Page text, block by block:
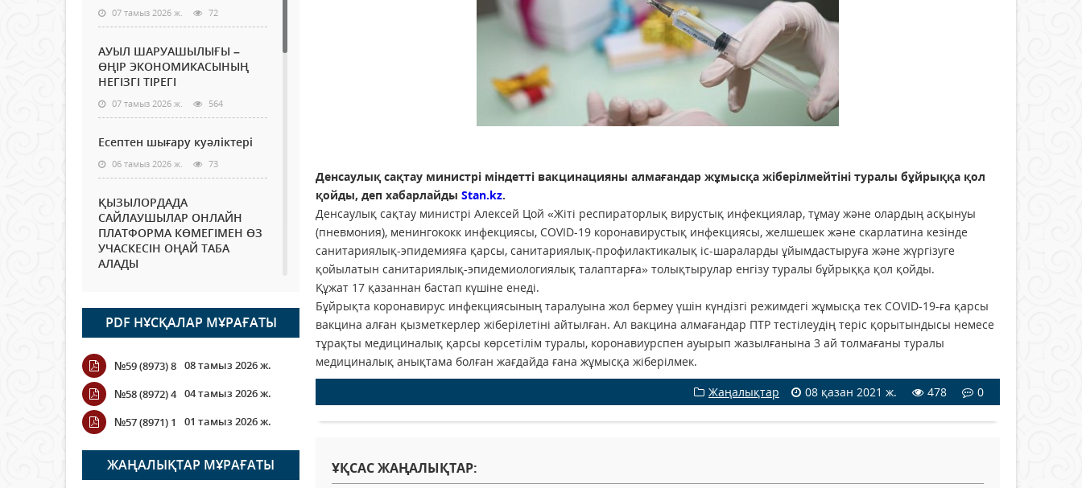
07 тамыз 2026 ж. 72
АУЫЛ ШАРУАШЫЛЫҒЫ –
ӨҢІР ЭКОНОМИКАСЫНЫҢ
НЕГІЗГІ ТІРЕГІ
07 тамыз 2026 ж. 564
Есептен шығару куәліктері
06 тамыз 2026 ж. 73
ҚЫЗЫЛОРДАДА
САЙЛАУШЫЛАР ОНЛАЙН
ПЛАТФОРМА КӨМЕГІМЕН ӨЗ
УЧАСКЕСІН ОҢАЙ ТАБА
АЛАДЫ
Open Air: Қызылорда
облысы полиция
департаменті 20 мыңнан
астам көрерменнің
қауіпсіздігін қамтамасыз етті
ҚАЛАЙ ӨТЕДІ?
06 тамыз 2026 ж. 264
PDF НҰСҚАЛАР МҰРАҒАТЫ
№59 (8973) 8 08 тамыз 2026 ж.
№58 (8972) 4 04 тамыз 2026 ж.
№57 (8971) 1
01 тамыз 2026 ж.
ЖАҢАЛЫҚТАР МҰРАҒАТЫ
Денсаулық сақтау министрі міндетті вакцинацияны алмағандар жұмысқа жіберілмейтіні туралы бұйрыққа қол
қойды, деп хабарлайды Stan.kz.
Денсаулық сақтау министрі Алексей Цой «Жіті респираторлық вирустық инфекциялар, тұмау және олардың асқынуы
(пневмония), менингококк инфекциясы, COVID-19 коронавирустық инфекциясы, желшешек және скарлатина кезінде
санитариялық-эпидемияға қарсы, санитариялық-профилактикалық іс-шараларды ұйымдастыруға және жүргізуге
қойылатын санитариялық-эпидемиологиялық талаптарға» толықтырулар енгізу туралы бұйрыққа қол қойды.
Құжат 17 қазаннан бастап күшіне енеді.
Бұйрықта коронавирус инфекциясының таралуына жол бермеу үшін күндізгі режимдегі жұмысқа тек COVID-19-ға қарсы
вакцина алған қызметкерлер жіберілетіні айтылған. Ал вакцина алмағандар ПТР тестілеудің теріс қорытындысы немесе
тұрақты медициналық қарсы көрсетілім туралы, коронавиурспен ауырып жазылғанына 3 ай толмағаны туралы
медициналық анықтама болған жағдайда ғана жұмысқа жіберілмек.
Жаңалықтар
08 қазан 2021 ж. 478 0
ҰҚСАС ЖАҢАЛЫҚТАР: